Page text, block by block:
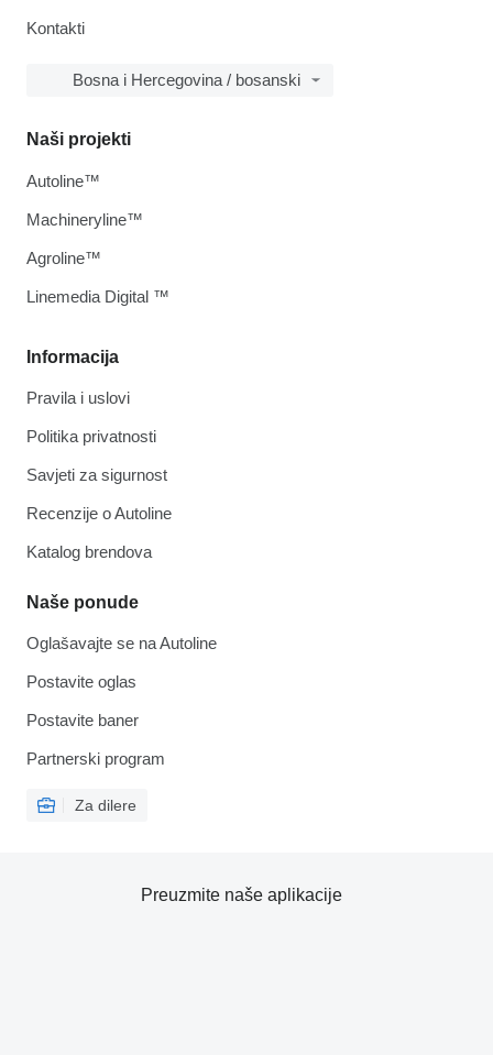
Kontakti
Bosna i Hercegovina / bosanski
Informacija
Pravila i uslovi
Politika privatnosti
Savjeti za sigurnost
Recenzije o Autoline
Katalog brendova
Naše ponude
Oglašavajte se na Autoline
Postavite oglas
Postavite baner
Partnerski program
Za dilere
Naši projekti
Autoline™
Machineryline™
Agroline™
Linemedia Digital ™
Preuzmite naše aplikacije